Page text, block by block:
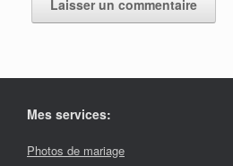
Mes services:
Photos de mariage